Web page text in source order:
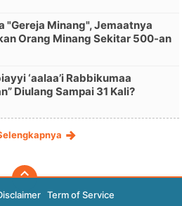
"Gereja Minang", Jemaatnya
Orang Minang Sekitar 500-an
‘aalaa’i Rabbikumaa
Diulang Sampai 31 Kali?
Term of Service